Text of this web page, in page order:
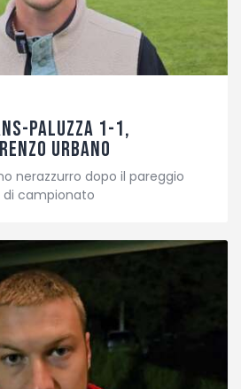
Paluzza 1-1,
Urbano
nerazzurro dopo il pareggio
campionato